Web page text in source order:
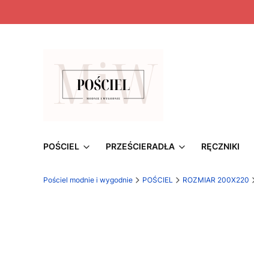
POŚCIEL PRZEŚCIERADŁA RĘCZNIKI
Pościel modnie i wygodnie POŚCIEL ROZMIAR 200X220